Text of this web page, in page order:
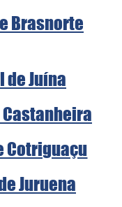
Brasnorte
de Juína
Cotriguaçu
Juruena